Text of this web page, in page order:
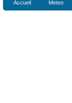
Accueil Meteo